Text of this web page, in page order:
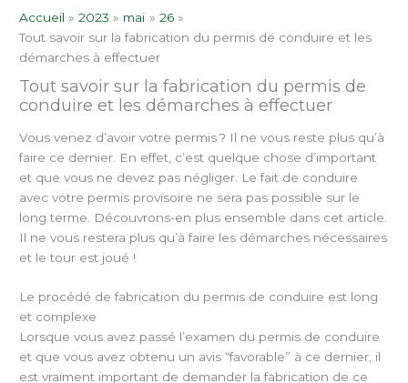
Accueil 2023 mai
26
Tout savoir sur la fabrication du permis de conduire et les
démarches à effectuer
Tout savoir sur la fabrication du permis de
conduire et les démarches à effectuer
Vous venez d’avoir votre permis ? Il ne vous reste plus qu’à
faire ce dernier. En effet, c’est quelque chose d’important
et que vous ne devez pas négliger. Le fait de conduire
avec votre permis provisoire ne sera pas possible sur le
long terme. Découvrons-en plus ensemble dans cet article.
Il ne vous restera plus qu’à faire les démarches nécessaires
et le tour est joué !
Le procédé de fabrication du permis de conduire est long
et complexe
Lorsque vous avez passé l’examen du permis de conduire
et que vous avez obtenu un avis “favorable” à ce dernier, il
est vraiment important de demander la fabrication de ce